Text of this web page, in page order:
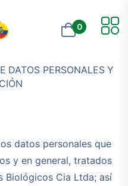
0
DATOS PERSONALES Y
datos personales que
y en general, tratados
Biológicos Cia Ltda; así